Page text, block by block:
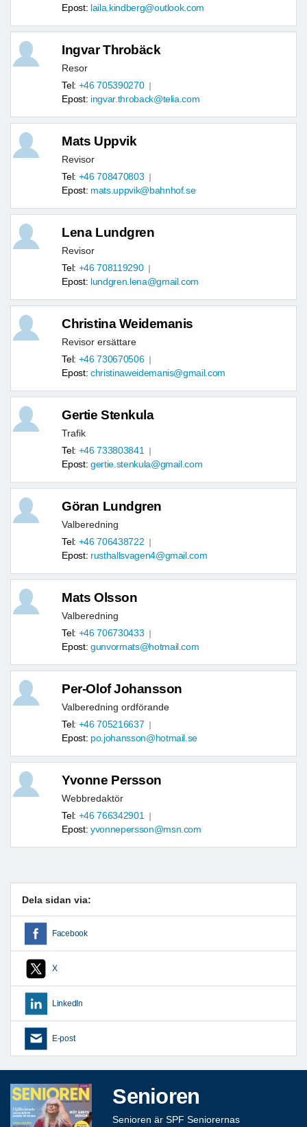
Epost: laila.kindberg@outlook.com
Ingvar Throbäck
Resor
Tel: +46 705390270
Epost: ingvar.throback@telia.com
Mats Uppvik
Revisor
Tel: +46 708470803
Epost: mats.uppvik@bahnhof.se
Lena Lundgren
Revisor
Tel: +46 708119290
Epost: lundgren.lena@gmail.com
Christina Weidemanis
Revisor ersättare
Tel: +46 730670506
Epost: christinaweidemanis@gmail.com
Gertie Stenkula
Trafik
Tel: +46 733803841
Epost: gertie.stenkula@gmail.com
Göran Lundgren
Valberedning
Tel: +46 706438722
Epost: rusthallsvagen4@gmail.com
Mats Olsson
Valberedning
Tel: +46 706730433
Epost: gunvormats@hotmail.com
Per-Olof Johansson
Valberedning ordförande
Tel: +46 705216637
Epost: po.johansson@hotmail.se
Yvonne Persson
Webbredaktör
Tel: +46 766342901
Epost: yvonnepersson@msn.com
Dela sidan via:
Facebook
X
LinkedIn
E-post
Senioren
Senioren är SPF Seniorernas